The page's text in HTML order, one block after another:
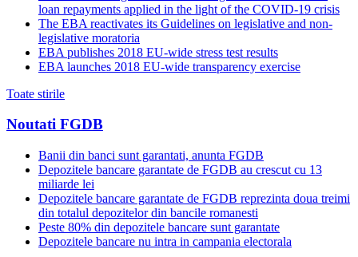
loan repayments applied in the light of the COVID-19 crisis
The EBA reactivates its Guidelines on legislative and non-
legislative moratoria
EBA publishes 2018 EU-wide stress test results
EBA launches 2018 EU-wide transparency exercise
Toate stirile
Noutati FGDB
Banii din banci sunt garantati, anunta FGDB
Depozitele bancare garantate de FGDB au crescut cu 13
miliarde lei
Depozitele bancare garantate de FGDB reprezinta doua treimi
din totalul depozitelor din bancile romanesti
Peste 80% din depozitele bancare sunt garantate
Depozitele bancare nu intra in campania electorala